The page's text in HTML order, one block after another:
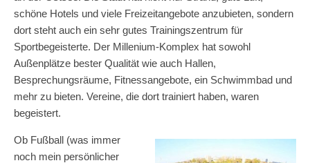
schöne Hotels und viele Freizeitangebote anzubieten, sondern
dort steht auch ein sehr gutes Trainingszentrum für
Sportbegeisterte. Der Millenium-Komplex hat sowohl
Außenplätze bester Qualität wie auch Hallen,
Besprechungsräume, Fitnessangebote, ein Schwimmbad und
mehr zu bieten. Vereine, die dort trainiert haben, waren
begeistert.
Ob Fußball (was immer
noch mein persönlicher